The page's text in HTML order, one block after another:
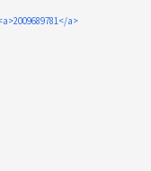
a>